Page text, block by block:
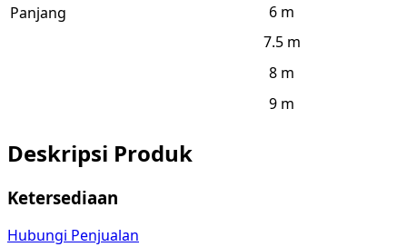
Panjang
6 m
7.5 m
8 m
9 m
Deskripsi Produk
Ketersediaan
Hubungi Penjualan